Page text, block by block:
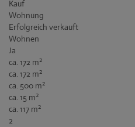
Kauf
Wohnung
Erfolgreich verkauft
Wohnen
Ja
ca. 172 m2
ca. 172 m2
ca. 500 m2
ca. 15 m2
ca. 117 m2
2